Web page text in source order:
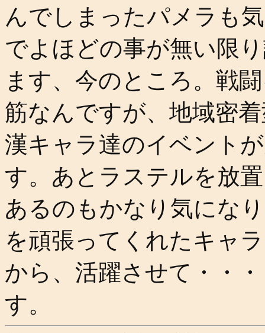
んでしまったパメラも
でよほどの事が無い限
ます、今のところ。戦
筋なんですが、地域密
漢キャラ達のイベント
す。あとラステルを放
あるのもかなり気にな
を頑張ってくれたキャ
から、活躍させて・・
す。